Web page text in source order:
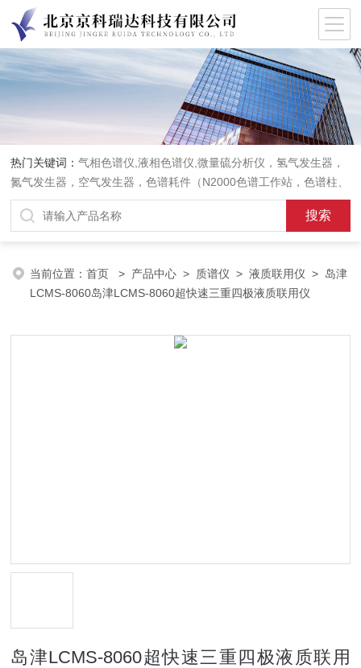
热门关键词：气相色谱仪,液相色谱仪,微量硫分析仪，氢气发生器，
氮气发生器，空气发生器，色谱耗件（N2000色谱工作站，色谱柱、
阀件、进样器、色谱担体），顶空进样器，热解析仪，紫外分光光度
计，原子吸收分光光度计，傅立叶红外光谱仪，分析天平等常规实验
当前位置：首页 > 产品中心 > 质谱仪 >液质联用仪 > 岛津
LCMS-8060岛津LCMS-8060超快速三重四极液质联用仪
岛津LCMS-8060超快速三重四极液质联用